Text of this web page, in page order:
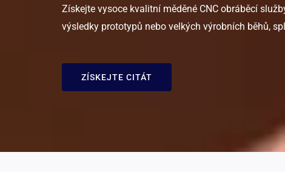
Získejte vysoce kvalitní měděné CNC obráběcí
výsledky prototypů nebo velkých výrobních běhů,
ZÍSKEJTE CITÁT